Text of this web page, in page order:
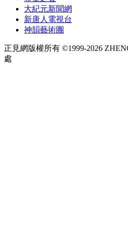
大紀元新聞網
新唐人電視台
神韻藝術團
正見網版權所有 ©1999-2026
處